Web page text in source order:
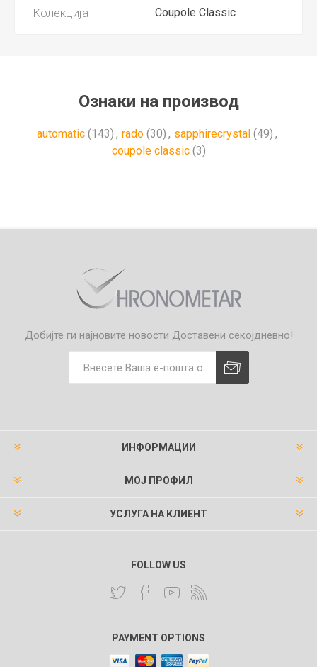
Колекција Coupole Classic
Ознаки на производ
automatic (143) , rado (30) , sapphirecrystal (49) ,
coupole classic (3)
Добијте ги најновите новости Доставени секојдневно!
ИНФОРМАЦИИ
МОЈ ПРОФИЛ
УСЛУГА НА КЛИЕНТ
FOLLOW US
PAYMENT OPTIONS